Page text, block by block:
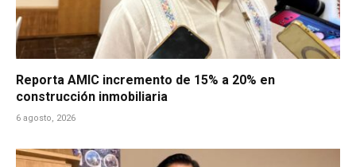
Reporta AMIC incremento de 15% a 20% en
construcción inmobiliaria
6 agosto, 2026